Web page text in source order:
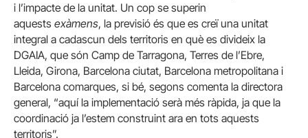
i l’impacte de la unitat. Un cop se superin
aquests exàmens, la previsió és que es creï una unitat
integral a cadascun dels territoris en què es divideix la
DGAIA, que són Camp de Tarragona, Terres de l’Ebre,
Lleida, Girona, Barcelona ciutat, Barcelona metropolitana i
Barcelona comarques, si bé, segons comenta la directora
general, “aquí la implementació serà més ràpida, ja que la
coordinació ja l’estem construint ara en tots aquests
territoris”.